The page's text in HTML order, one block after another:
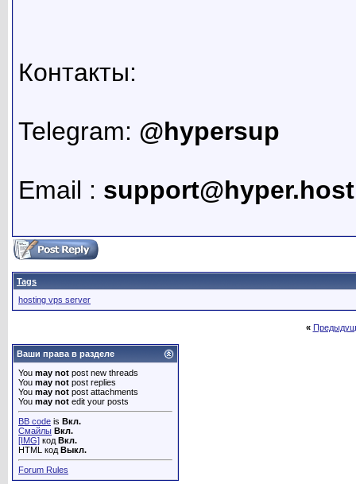
Контакты:
Telegram: @hypersup
Email :
Tags
hosting vps server
«
Ваши права в разделе
You may not post new threads
You may not post replies
You may not post attachments
You may not edit your posts
BB code is Вкл.
Смайлы Вкл.
[IMG] код Вкл.
HTML код Выкл.
Forum Rules